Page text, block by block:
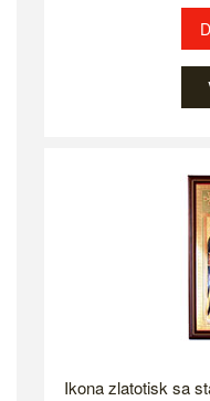
Ikona zlatotisk sa